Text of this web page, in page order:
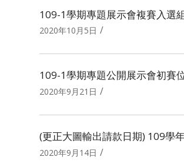
109-1學期專題展示會複賽入選
2020年10月5日 /
109-1學期專題公開展示會初賽
2020年9月21日 /
(更正大圖輸出請款日期) 109學
2020年9月14日 /